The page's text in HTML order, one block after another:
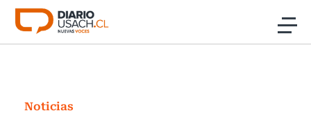
Click acá para ir directamente al contenido
Investigación
Noticias